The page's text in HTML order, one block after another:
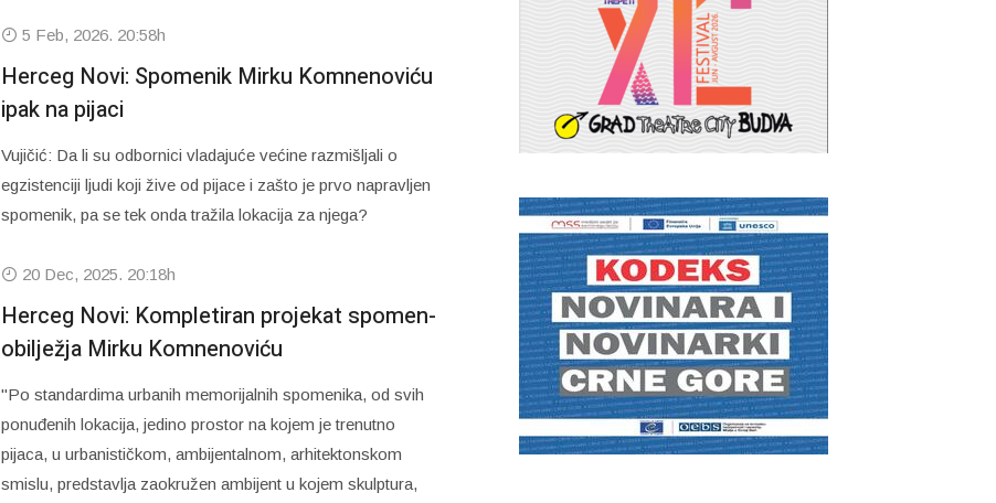
5 Feb, 2026. 20:58h
Herceg Novi: Spomenik Mirku Komnenoviću
ipak na pijaci
Vujičić: Da li su odbornici vladajuće većine razmišljali o
egzistenciji ljudi koji žive od pijace i zašto je prvo napravljen
spomenik, pa se tek onda tražila lokacija za njega?
20 Dec, 2025. 20:18h
Herceg Novi: Kompletiran projekat spomen-
obilježja Mirku Komnenoviću
"Po standardima urbanih memorijalnih spomenika, od svih
ponuđenih lokacija, jedino prostor na kojem je trenutno
pijaca, u urbanističkom, ambijentalnom, arhitektonskom
smislu, predstavlja zaokružen ambijent u kojem skulptura,